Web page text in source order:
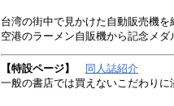
台湾の街中で見かけた自動販売機を
空港のラーメン自販機から記念メ
【特設ページ】
同人誌紹介
一般の書店では買えないこだわりに